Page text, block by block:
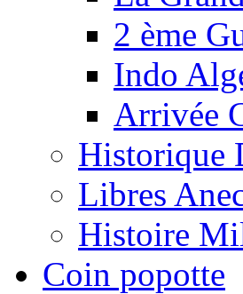
2 ème
Indo
Arrivée
Historique
Libres
Histoire
Coin popotte